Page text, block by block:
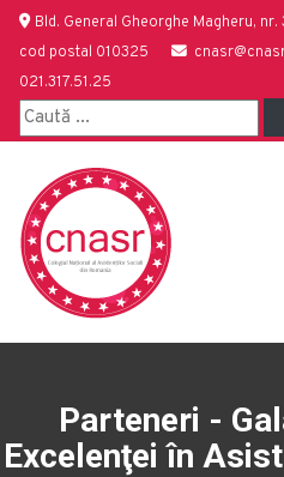
Bld. General Gheorghe Magheru,
cod postal 010325
021.317.51.25
Parteneri -
Excelenţei în